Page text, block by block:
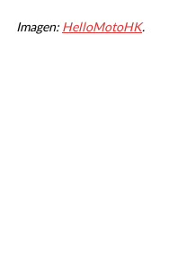
Imagen: HelloMotoHK.